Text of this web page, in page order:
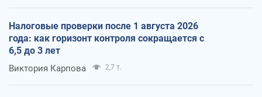
Налоговые проверки после 1 августа 2026
года: как горизонт контроля сокращается с
6,5 до 3 лет
Виктория Карпова 2,7 т.